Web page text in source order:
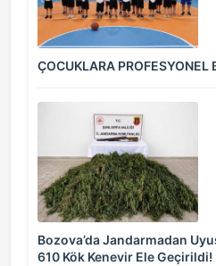
ÇOCUKLARA PROFESYONEL
Bozova’da Jandarmadan
610 Kök Kenevir Ele Geçirildi!